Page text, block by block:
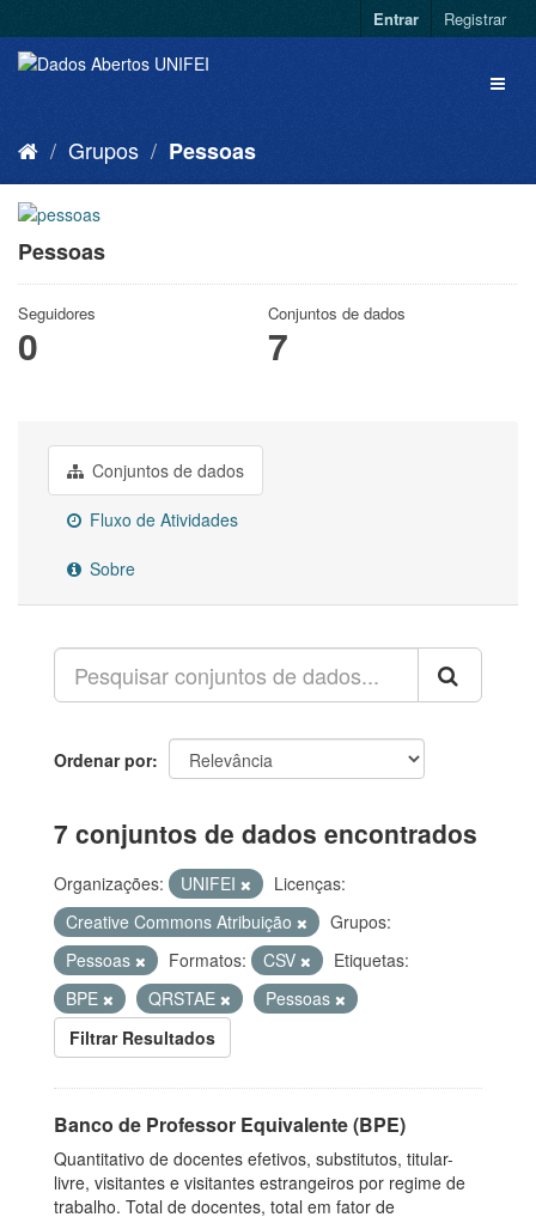
Entrar Registrar
Grupos Pessoas
Pessoas
Seguidores
0
Conjuntos de dados
7
Conjuntos de dados
Fluxo de Atividades
Sobre
Ordenar por
7 conjuntos de dados encontrados
Organizações: UNIFEI
Licenças:
Creative Commons Atribuição
Grupos:
Pessoas
Formatos: CSV
Etiquetas:
BPE
QRSTAE
Pessoas
Filtrar Resultados
Banco de Professor Equivalente (BPE)
Quantitativo de docentes efetivos, substitutos, titular-
livre, visitantes e visitantes estrangeiros por regime de
trabalho. Total de docentes, total em fator de